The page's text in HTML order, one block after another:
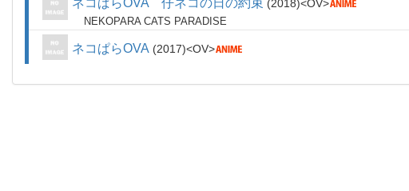
ネコぱらOVA 仔ネコの日の約束 2018 OV
NEKOPARA CATS PARADISE
ネコぱらOVA 2017 OV